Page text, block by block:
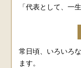
「代表として、一
常日頃、いろいろ
ます。